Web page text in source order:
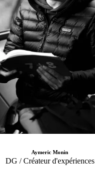
Aymeric Monin
DG / Créateur d'expériences